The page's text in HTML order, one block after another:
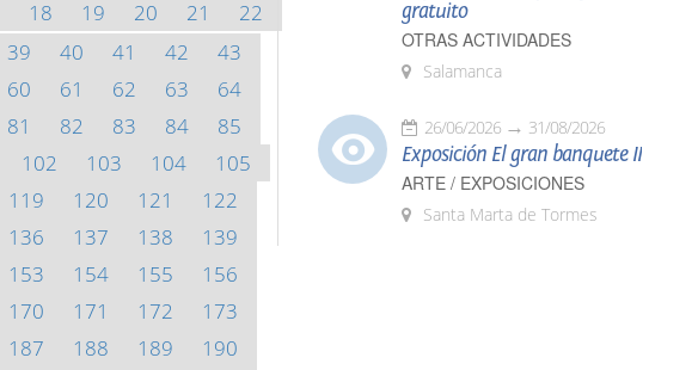
18 19 20 21
22
39 40 41 42
43
60 61 62 63
64
81 82 83 84
85
102 103 104
105
119 120 121
122
136 137 138
139
153 154 155
156
170 171 172
173
187 188 189
190
gratuito
OTRAS ACTIVIDADES
Salamanca
26/06/2026 31/08/2026
Exposición El gran banquete II
ARTE / EXPOSICIONES
Santa Marta de Tormes